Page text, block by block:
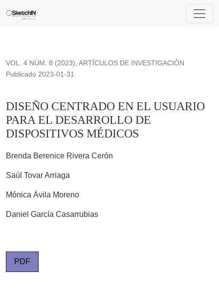
DISEÑO CENTRADO EN EL USUARIO PARA EL
VOL. 4 NÚM. 8 (2023), ARTÍCULOS DE INVESTIGACIÓN
DISEÑO CENTRADO EN EL USUARIO
PARA EL DESARROLLO DE
DISPOSITIVOS MÉDICOS
Publicado 2023-01-31
Brenda Berenice Rivera Cerón
Saúl Tovar Arriaga
Mónica Ávila Moreno
Daniel García Casarrubias
PDF